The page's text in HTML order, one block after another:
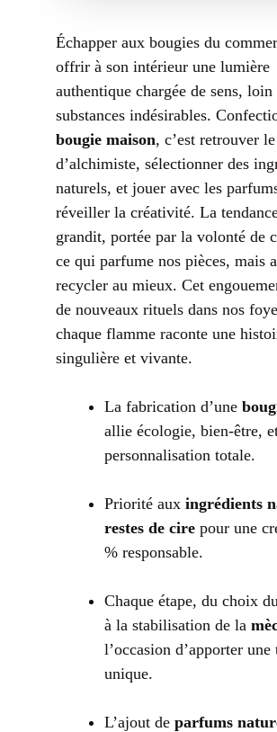
Échapper aux bougies du
offrir à son intérieur une lumière
authentique chargée de sens, loin
substances indésirables.
bougie maison, c’est retrouver
d’alchimiste, sélectionner des
naturels, et jouer avec les
réveiller la créativité. La
grandit, portée par la volonté de
ce qui parfume nos pièces, mais
recycler au mieux. Cet
de nouveaux rituels dans nos
chaque flamme raconte une
singulière et vivante.
La fabrication d’une
allie écologie, bien-être,
personnalisation totale.
Priorité auxingrédients
restes de cire pour une
% responsable.
Chaque étape, du choix
à la stabilisation de la
l’occasion d’apporter une
unique.
L’ajout deparfums